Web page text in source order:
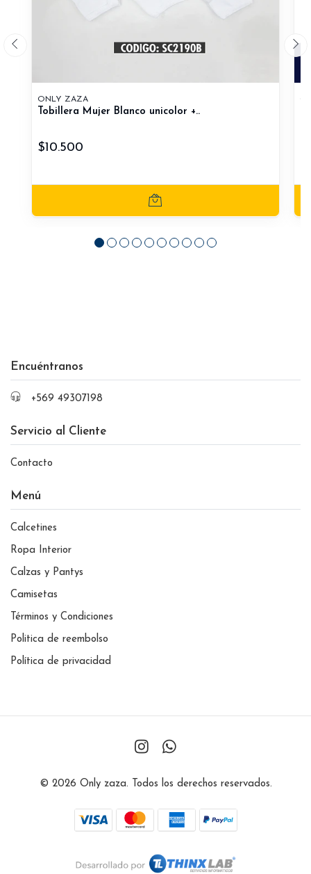
ONLY ZAZA
Tobillera Mujer Blanco unicolor +..
$10.500
Encuéntranos
+569 49307198
Servicio al Cliente
Contacto
Menú
Calcetines
Ropa Interior
Calzas y Pantys
Camisetas
Términos y Condiciones
Politica de reembolso
Política de privacidad
© 2026 Only zaza. Todos los derechos reservados.